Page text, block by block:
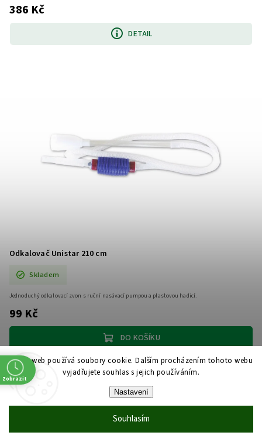
Tento web používá soubory cookie. Dalším procházením tohoto webu
vyjadřujete souhlas s jejich používáním.
Nastavení
Souhlasím
386 Kč
DETAIL
Odkalovač Unistar 210 cm
Skladem
99 Kč
DO KOŠÍKU
Jednoduchý odkalovací zvon s ruční nasávací pumpou a plastovou hadicí.
Zobrazit